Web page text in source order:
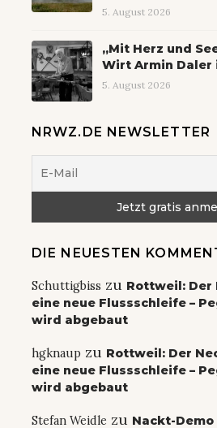
5. August 2026
„Mit Herz und
Wirt Armin Daler
5. August 2026
NRWZ.DE NEWSLETTER
DIE NEUESTEN
Schuttigbiss zu Rottweil: Der
eine neue Flussschleife –
wird abgebaut
hgknaup zu Rottweil: Der
eine neue Flussschleife –
wird abgebaut
Stefan Weidle zu Nackt-